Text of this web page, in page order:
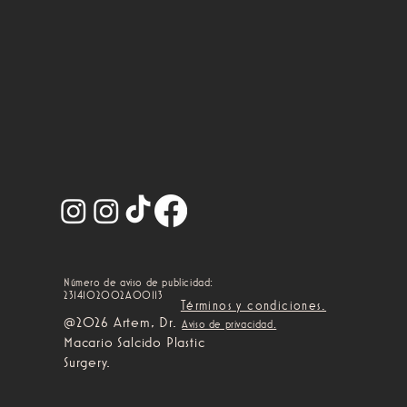
@2026 Artem, Dr.
Macario Salcido Plastic
Surgery.
Términos y condiciones.
Aviso de privacidad.
Número de aviso de publicidad:
2314102002A00113